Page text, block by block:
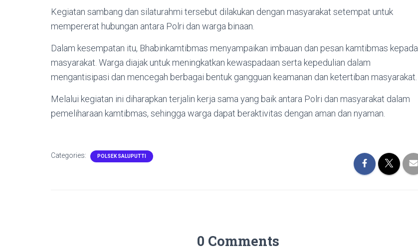
Kegiatan sambang dan silaturahmi tersebut dilakukan dengan masyarakat setempat untuk
mempererat hubungan antara Polri dan warga binaan.
Dalam kesempatan itu, Bhabinkamtibmas menyampaikan imbauan dan pesan kamtibmas kepada
masyarakat. Warga diajak untuk meningkatkan kewaspadaan serta kepedulian dalam
mengantisipasi dan mencegah berbagai bentuk gangguan keamanan dan ketertiban masyarakat.
Melalui kegiatan ini diharapkan terjalin kerja sama yang baik antara Polri dan masyarakat dalam
pemeliharaan kamtibmas, sehingga warga dapat beraktivitas dengan aman dan nyaman.
Categories: POLSEK SALUPUTTI
0 Comments